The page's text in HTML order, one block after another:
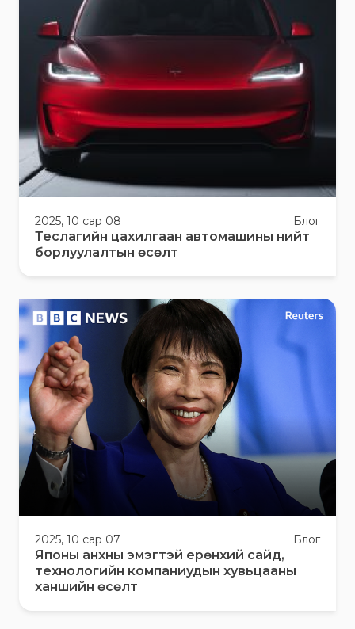
2025, 10 сар 08 Блог
Теслагийн цахилгаан автомашины нийт
борлуулалтын өсөлт
2025, 10 сар 07 Блог
Японы анхны эмэгтэй ерөнхий сайд,
технологийн компаниудын хувьцааны
ханшийн өсөлт